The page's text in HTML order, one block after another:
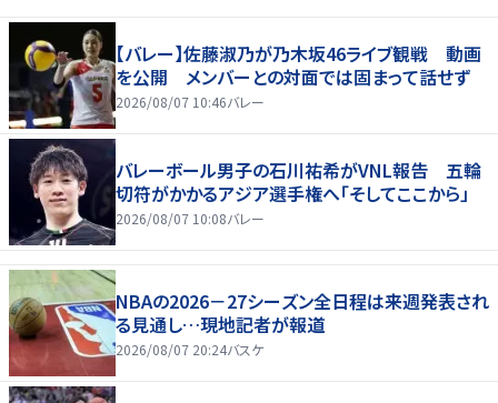
【バレー】佐藤淑乃が乃木坂46ライブ観戦 動画
を公開 メンバーとの対面では固まって話せず
2026/08/07 10:46バレー
バレーボール男子の石川祐希がVNL報告 五輪
切符がかかるアジア選手権へ「そしてここから」
2026/08/07 10:08バレー
NBAの2026－27シーズン全日程は来週発表され
る見通し…現地記者が報道
2026/08/07 20:24バスケ